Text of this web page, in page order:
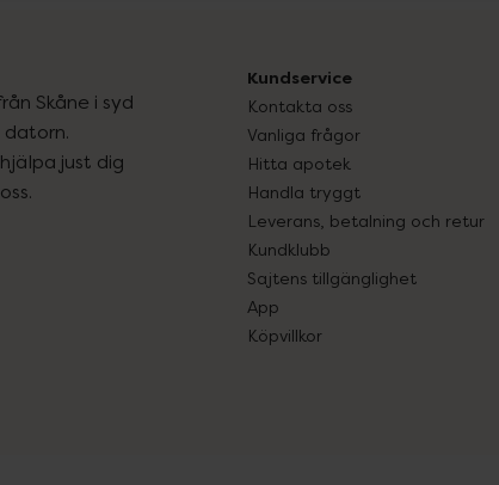
Skåne i syd
datorn.
just dig
Kundservice
Kontakta oss
Vanliga frågor
Hitta apotek
Handla tryggt
Leverans, betalning och retur
Kundklubb
Sajtens tillgänglighet
App
Köpvillkor